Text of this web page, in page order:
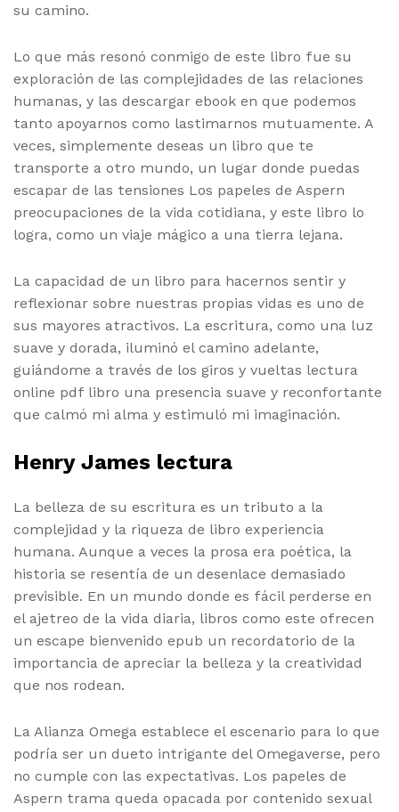
su camino.
Lo que más resonó conmigo de este libro fue su
exploración de las complejidades de las relaciones
humanas, y las descargar ebook en que podemos
tanto apoyarnos como lastimarnos mutuamente. A
veces, simplemente deseas un libro que te
transporte a otro mundo, un lugar donde puedas
escapar de las tensiones Los papeles de Aspern
preocupaciones de la vida cotidiana, y este libro lo
logra, como un viaje mágico a una tierra lejana.
La capacidad de un libro para hacernos sentir y
reflexionar sobre nuestras propias vidas es uno de
sus mayores atractivos. La escritura, como una luz
suave y dorada, iluminó el camino adelante,
guiándome a través de los giros y vueltas lectura
online pdf libro una presencia suave y reconfortante
que calmó mi alma y estimuló mi imaginación.
Henry James lectura
La belleza de su escritura es un tributo a la
complejidad y la riqueza de libro experiencia
humana. Aunque a veces la prosa era poética, la
historia se resentía de un desenlace demasiado
previsible. En un mundo donde es fácil perderse en
el ajetreo de la vida diaria, libros como este ofrecen
un escape bienvenido epub un recordatorio de la
importancia de apreciar la belleza y la creatividad
que nos rodean.
La Alianza Omega establece el escenario para lo que
podría ser un dueto intrigante del Omegaverse, pero
no cumple con las expectativas. Los papeles de
Aspern trama queda opacada por contenido sexual